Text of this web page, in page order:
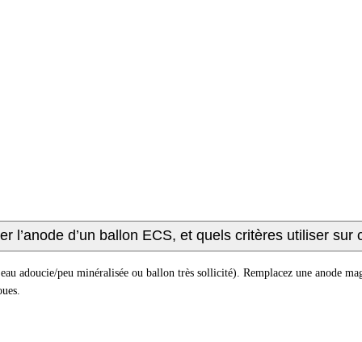
l’anode d’un ballon ECS, et quels critères utiliser sur
adoucie/peu minéralisée ou ballon très sollicité). Remplacez une anode